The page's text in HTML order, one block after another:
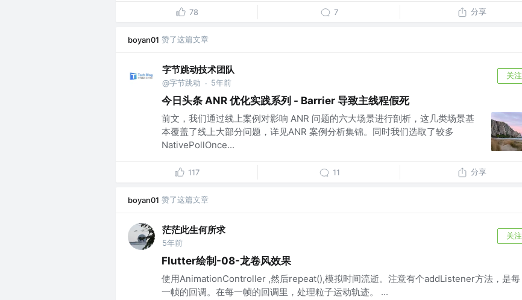
78 7 分享
boyan01 赞了这篇文章
字节跳动技术团队
@字节跳动 · 5年前
关注
今日头条 ANR 优化实践系列 - Barrier 导致主线程假死
前文，我们通过线上案例对影响 ANR 问题的六大场景进行剖析，这几类场景基
本覆盖了线上大部分问题，详见ANR 案例分析集锦。同时我们选取了较多
NativePollOnce...
117 11 分享
boyan01 赞了这篇文章
茫茫此生何所求
5年前
关注
Flutter绘制-08-龙卷风效果
使用AnimationController ,然后repeat(),模拟时间流逝。注意有个addListener方法，是每
一帧的回调。在每一帧的回调里，处理粒子运动轨迹。 ...